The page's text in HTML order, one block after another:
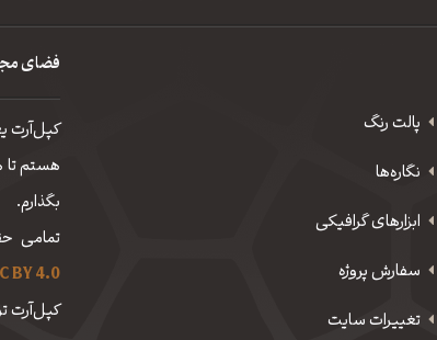
پالت رنگ
نگاره‌ها
ابزارهای گرافیکی
سفارش پروژه
تغییرات سایت
فضای
کپل‌آرت
هستم تا
بگذارم.
تمامی
BY 4.0
کپل‌آرت